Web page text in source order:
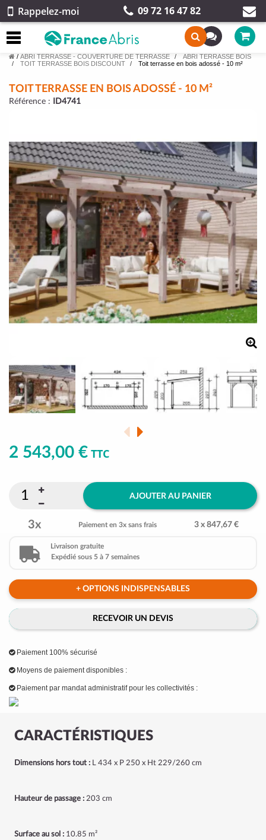
Rappelez-moi 09 72 16 47 82
/ ABRI TERRASSE - COUVERTURE DE TERRASSE
ABRI TERRASSE BOIS
TOIT TERRASSE BOIS DISCOUNT
Toit terrasse en bois adossé - 10 m²
TOIT TERRASSE EN BOIS ADOSSÉ - 10 M²
Référence : ID4741
CARACTÉRISTIQUES
Dimensions hors tout : L 434 x P 250 x Ht 229/260 cm
Hauteur de passage : 203 cm
Surface au sol : 10.85 m²
2 543,00 € TTC
AJOUTER AU PANIER
3x Paiement en 3x sans frais 3 x 847,67 €
Livraison gratuite
Expédié sous 5 à 7 semaines
+ OPTIONS INDISPENSABLES
RECEVOIR UN DEVIS
Paiement 100% sécurisé
Moyens de paiement disponibles :
Paiement par mandat administratif pour les collectivités :